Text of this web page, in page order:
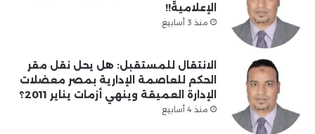
الإعلامية!!
منذ 3 أسابيع
الانتقال للمستقبل: هل يحل نقل مقر
الحكم للعاصمة الإدارية بمصر معضلات
الإدارة العميقة وينهي أزمات يناير 2011؟
منذ 4 أسابيع